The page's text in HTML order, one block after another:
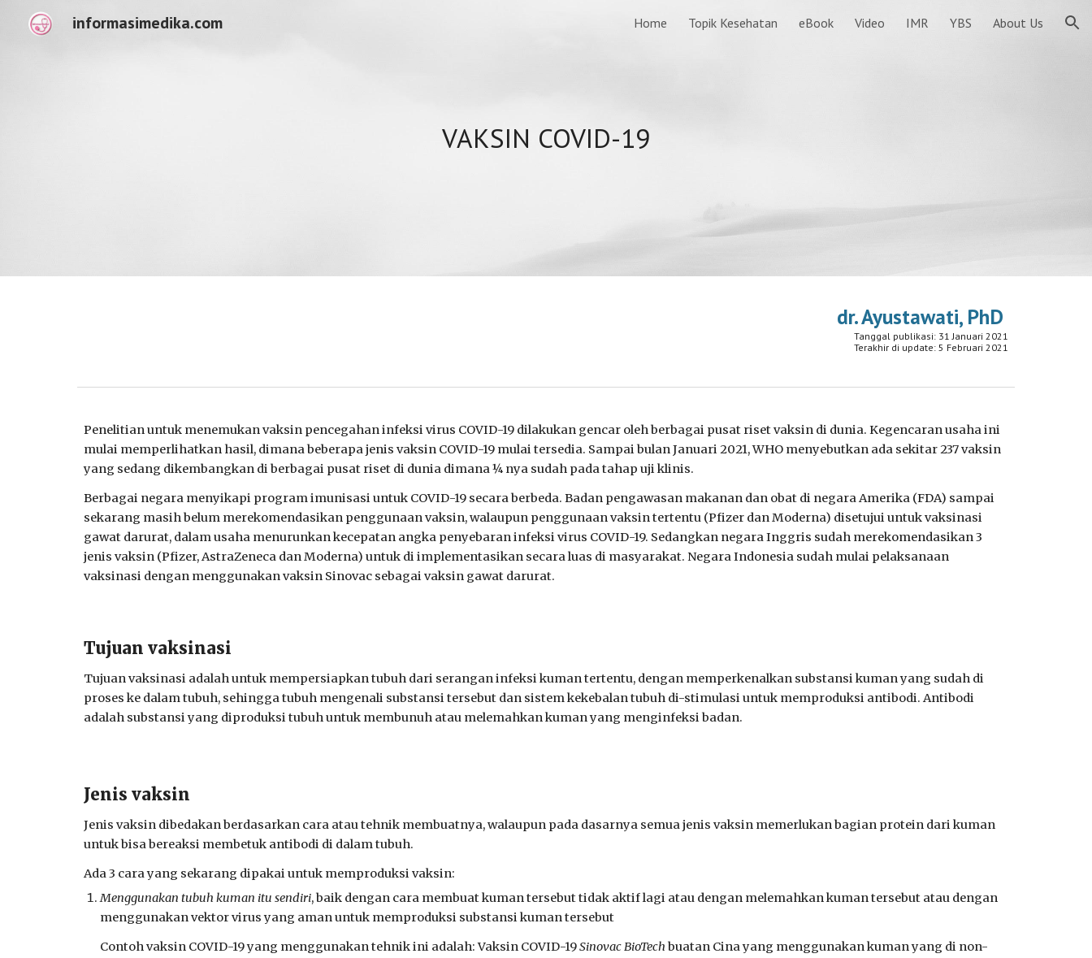
Skip to navigation
informasimedika.com Home Topik Kesehatan eBook Video IMR YBS About Us
VAKSIN COVID-19
dr. Ayustawati, PhD
Tanggal publikasi: 31 Januari 2021
Terakhir di update: 5 Februari 2021
Penelitian untuk menemukan vaksin pencegahan infeksi virus COVID-19 dilakukan gencar oleh berbagai pusat riset vaksin di dunia. Kegencaran usaha ini
mulai memperlihatkan hasil, dimana beberapa jenis vaksin COVID-19 mulai tersedia. Sampai bulan Januari 2021, WHO menyebutkan ada sekitar 237 vaksin
yang sedang dikembangkan di berbagai pusat riset di dunia dimana ¼ nya sudah pada tahap uji klinis.
Berbagai negara menyikapi program imunisasi untuk COVID-19 secara berbeda. Badan pengawasan makanan dan obat di negara Amerika (FDA) sampai
sekarang masih belum merekomendasikan penggunaan vaksin, walaupun penggunaan vaksin tertentu (Pfizer dan Moderna) disetujui untuk vaksinasi
gawat darurat, dalam usaha menurunkan kecepatan angka penyebaran infeksi virus COVID-19. Sedangkan negara Inggris sudah merekomendasikan 3
jenis vaksin (Pfizer, AstraZeneca dan Moderna) untuk di implementasikan secara luas di masyarakat. Negara Indonesia sudah mulai pelaksanaan
vaksinasi dengan menggunakan vaksin Sinovac sebagai vaksin gawat darurat.
Tujuan vaksinasi
Tujuan vaksinasi adalah untuk mempersiapkan tubuh dari serangan infeksi kuman tertentu, dengan memperkenalkan substansi kuman yang sudah di
proses ke dalam tubuh, sehingga tubuh mengenali substansi tersebut dan sistem kekebalan tubuh di-stimulasi untuk memproduksi antibodi. Antibodi
adalah substansi yang diproduksi tubuh untuk membunuh atau melemahkan kuman yang menginfeksi badan.
Jenis vaksin
Jenis vaksin dibedakan berdasarkan cara atau tehnik membuatnya, walaupun pada dasarnya semua jenis vaksin memerlukan bagian protein dari kuman
untuk bisa bereaksi membetuk antibodidi dalam tubuh.
Ada 3 cara yang sekarang dipakai untuk memproduksi vaksin:
Menggunakan tubuh kuman itu sendiri,baik dengan cara membuat kuman tersebut tidak aktif lagi atau dengan melemahkan kuman tersebut atau dengan
menggunakan vektor virus yang aman untuk memproduksi substansi kuman tersebut
Contoh vaksin COVID-19 yang menggunakan tehnik ini adalah: Vaksin COVID-19Sinovac BioTech buatan Cina yang menggunakan kuman yang di non-